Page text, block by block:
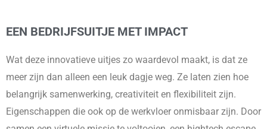
EEN BEDRIJFSUITJE MET IMPACT
Wat deze innovatieve uitjes zo waardevol maakt, is dat ze
meer zijn dan alleen een leuk dagje weg. Ze laten zien hoe
belangrijk samenwerking, creativiteit en flexibiliteit zijn.
Eigenschappen die ook op de werkvloer onmisbaar zijn. Door